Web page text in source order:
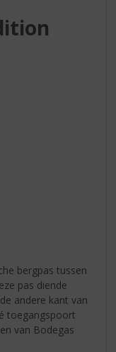
bergpas tussen
pas diende
andere kant van
toegangspoort
van Bodegas